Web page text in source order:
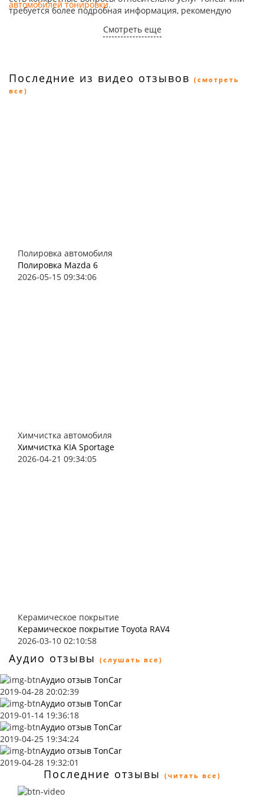
требуется более подробная информация, рекомендую
автомобилей тонировки.
Смотреть еще
Последние из видео отзывов (смотреть
все)
Полировка автомобиля
Полировка Mazda 6
2026-05-15 09:34:06
Химчистка автомобиля
Химчистка KIA Sportage
2026-04-21 09:34:05
Керамическое покрытие
Керамическое покрытие Toyota RAV4
2026-03-10 02:10:58
Аудио отзывы (слушать все)
Аудио отзыв TonCar
2019-04-28 20:02:39
Аудио отзыв TonCar
2019-01-14 19:36:18
Аудио отзыв TonCar
2019-04-25 19:34:24
Аудио отзыв TonCar
2019-04-28 19:32:01
Последние отзывы (читать все)